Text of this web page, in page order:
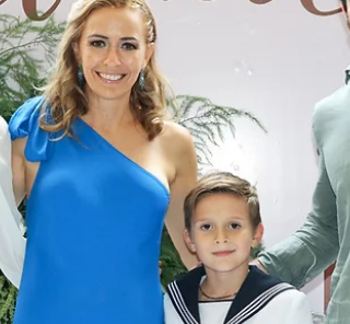
Poo